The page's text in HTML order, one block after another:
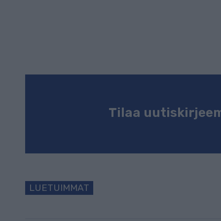
Tilaa
LUETUIMMAT